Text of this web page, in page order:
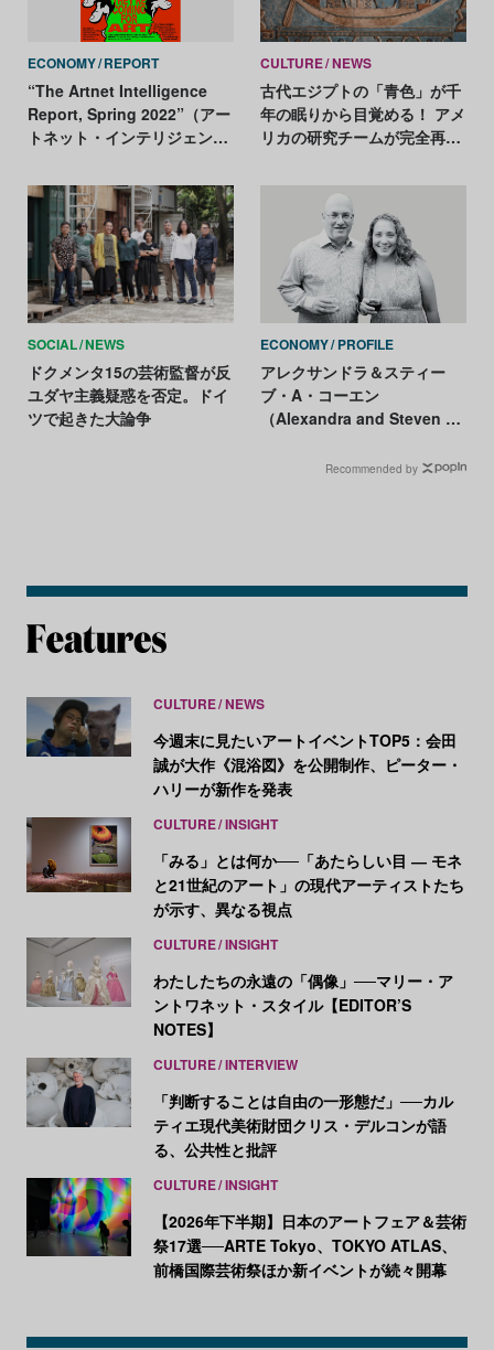
ECONOMY REPORT
“The Artnet Intelligence
Report, Spring 2022”（アー
トネット・インテリジェン
CULTURE NEWS
古代エジプトの「青色」が千
年の眠りから目覚める！ アメ
リカの研究チームが完全再現
SOCIAL NEWS
ドクメンタ15の芸術監督が反
ユダヤ主義疑惑を否定。ドイ
ツで起きた大論争
ECONOMY PROFILE
アレクサンドラ＆スティー
ブ・A・コーエン
（Alexandra and Steven A.
Recommended by
CULTURE NEWS
今週末に見たいアートイベントTOP5：会田
誠が大作《混浴図》を公開制作、ピーター・
ハリーが新作を発表
CULTURE INSIGHT
「みる」とは何か──「あたらしい目 ― モネ
と21世紀のアート」の現代アーティストたち
が示す、異なる視点
CULTURE INSIGHT
わたしたちの永遠の「偶像」──マリー・ア
ントワネット・スタイル【EDITOR’S
NOTES】
CULTURE INTERVIEW
「判断することは自由の一形態だ」──カル
ティエ現代美術財団クリス・デルコンが語
る、公共性と批評
CULTURE INSIGHT
【2026年下半期】日本のアートフェア＆芸術
祭17選──ARTE Tokyo、TOKYO ATLAS、
前橋国際芸術祭ほか新イベントが続々開幕